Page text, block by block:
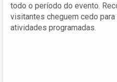
todo o período do evento.
visitantes cheguem cedo
atividades programadas.